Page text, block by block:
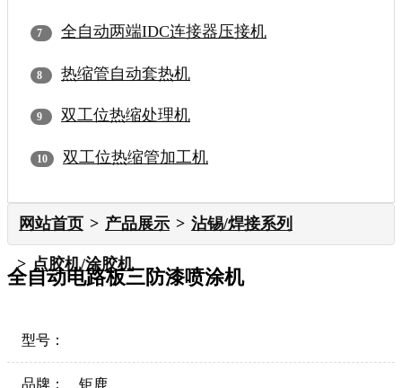
全自动两端IDC连接器压接机
热缩管自动套热机
双工位热缩处理机
双工位热缩管加工机
网站首页 产品展示 沾锡/焊接系列
点胶机/涂胶机
全自动电路板三防漆喷涂机
型号：
品牌： 钜鹿